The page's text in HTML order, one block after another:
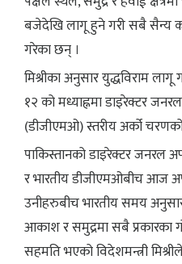
बजेदेखि लागू हुने गरी सबै सैन्य
गरेका छन् ।
मिश्रीका अनुसार युद्धविराम लागू
१२ को मध्याह्नमा डाइरेक्टर
(डीजीएमओ) स्तरीय अर्को चरणको
पाकिस्तानको डाइरेक्टर जनरल
र भारतीय डीजीएमओबीच आज
उनीहरुबीच भारतीय समय
आकाश र समुद्रमा सबै प्रकारका
सहमति भएको विदेशमन्त्री